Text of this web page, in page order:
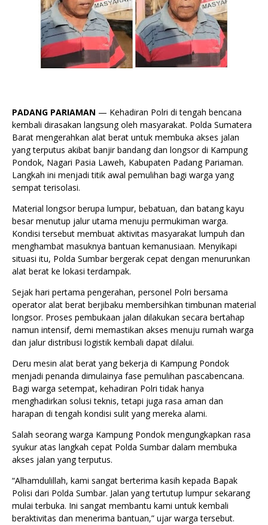
PADANG PARIAMAN — Kehadiran Polri di tengah bencana
kembali dirasakan langsung oleh masyarakat. Polda Sumatera
Barat mengerahkan alat berat untuk membuka akses jalan
yang terputus akibat banjir bandang dan longsor di Kampung
Pondok, Nagari Pasia Laweh, Kabupaten Padang Pariaman.
Langkah ini menjadi titik awal pemulihan bagi warga yang
sempat terisolasi.
Material longsor berupa lumpur, bebatuan, dan batang kayu
besar menutup jalur utama menuju permukiman warga.
Kondisi tersebut membuat aktivitas masyarakat lumpuh dan
menghambat masuknya bantuan kemanusiaan. Menyikapi
situasi itu, Polda Sumbar bergerak cepat dengan menurunkan
alat berat ke lokasi terdampak.
Sejak hari pertama pengerahan, personel Polri bersama
operator alat berat berjibaku membersihkan timbunan material
longsor. Proses pembukaan jalan dilakukan secara bertahap
namun intensif, demi memastikan akses menuju rumah warga
dan jalur distribusi logistik kembali dapat dilalui.
Deru mesin alat berat yang bekerja di Kampung Pondok
menjadi penanda dimulainya fase pemulihan pascabencana.
Bagi warga setempat, kehadiran Polri tidak hanya
menghadirkan solusi teknis, tetapi juga rasa aman dan
harapan di tengah kondisi sulit yang mereka alami.
Salah seorang warga Kampung Pondok mengungkapkan rasa
syukur atas langkah cepat Polda Sumbar dalam membuka
akses jalan yang terputus.
“Alhamdulillah, kami sangat berterima kasih kepada Bapak
Polisi dari Polda Sumbar. Jalan yang tertutup lumpur sekarang
mulai terbuka. Ini sangat membantu kami untuk kembali
beraktivitas dan menerima bantuan,” ujar warga tersebut.